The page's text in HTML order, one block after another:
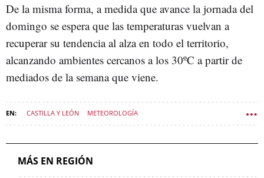
De la misma forma, a medida que avance la jornada del
domingo se espera que las temperaturas vuelvan a
recuperar su tendencia al alza en todo el territorio,
alcanzando ambientes cercanos a los 30ºC a partir de
mediados de la semana que viene.
CASTILLA Y LEÓN METEOROLOGÍA
MÁS EN REGIÓN